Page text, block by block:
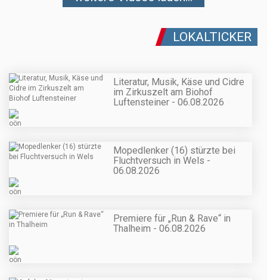
LOKALTICKER
Literatur, Musik, Käse und Cidre
im Zirkuszelt am Biohof
Luftensteiner - 06.08.2026
Mopedlenker (16) stürzte bei
Fluchtversuch in Wels -
06.08.2026
Premiere für „Run & Rave“ in
Thalheim - 06.08.2026